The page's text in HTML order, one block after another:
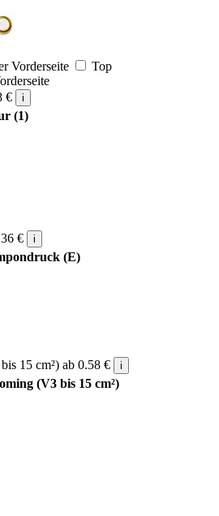
Vorderseite
Top
€ i
(1)
€ i
(E)
15 cm²) ab 0.58 € i
(V3 bis 15 cm²)